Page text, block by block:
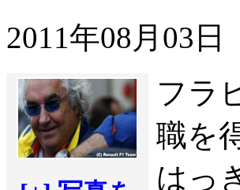
2011年08月03日
フラ
職を
はっ